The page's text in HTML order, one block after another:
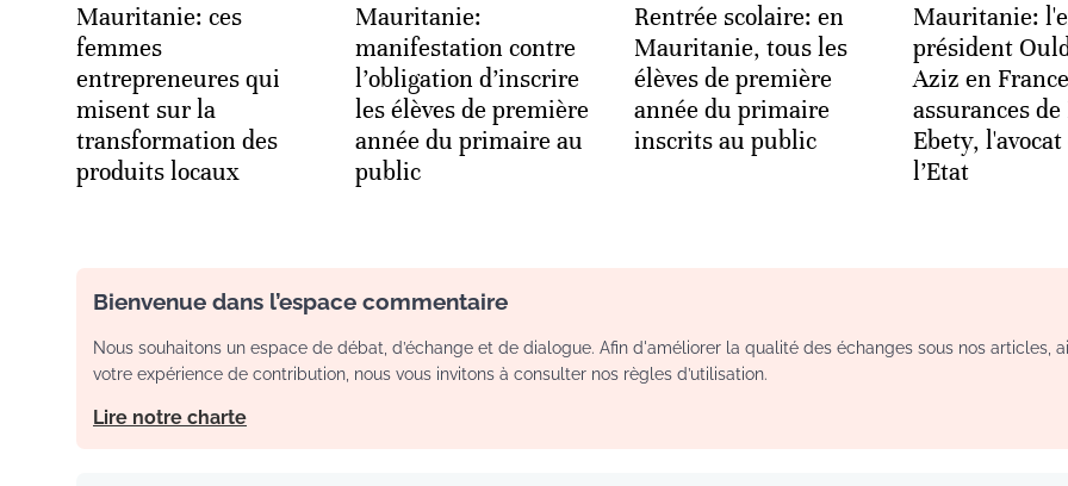
Mauritanie: ces
femmes
entrepreneures qui
misent sur la
transformation des
produits locaux
Mauritanie:
manifestation contre
l’obligation d’inscrire
les élèves de première
année du primaire au
public
Rentrée scolaire: en
Mauritanie, tous les
élèves de première
année du primaire
inscrits au public
Mauritanie:
président
Aziz en
assurances
Ebety, l'avocat
l’Etat
Bienvenue dans l’espace commentaire
Nous souhaitons un espace de débat, d’échange et de dialogue. Afin d'améliorer la qualité des échanges sous nos articles,
votre expérience de contribution, nous vous invitons à consulter nos règles d’utilisation.
Lire notre charte